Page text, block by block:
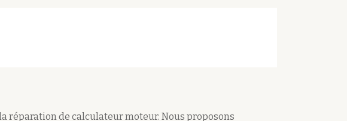
réparation de calculateur moteur. Nous proposons